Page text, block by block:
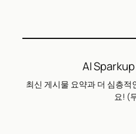
AI
최신 게시물 요약과 더 심층적
요! (